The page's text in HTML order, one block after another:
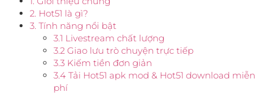
2. Hot51 là gì?
3. Tính năng nổi bật
3.1 Livestream chất lượng
3.2 Giao lưu trò chuyện trực tiếp
3.3 Kiếm tiền đơn giản
3.4 Tải Hot51 apk mod & Hot51 download miễn
phí